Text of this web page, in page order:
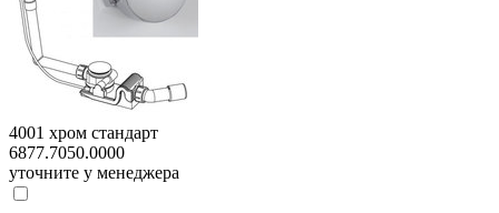
4001 хром стандарт
6877.7050.0000
уточните у менеджера